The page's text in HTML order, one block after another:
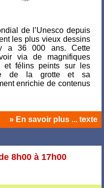
de l’Unesco depuis
les plus vieux dessins
a 36 000 ans. Cette
via de magnifiques
et félins peints sur les
de la grotte et sa
enrichie de contenus
» En savoir plus ... texte
8h00 à 17h00